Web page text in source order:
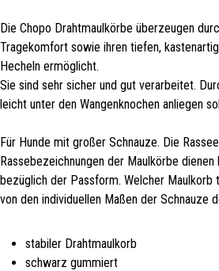
Die Chopo Drahtmaulkörbe überzeugen
Tragekomfort sowie ihren tiefen,
Hecheln ermöglicht.
Sie sind sehr sicher und gut verarbeitet.
leicht unter den Wangenknochen anliegen
Für Hunde mit großer Schnauze. Die
Rassebezeichnungen der Maulkörbe
bezüglich der Passform. Welcher
von den individuellen Maßen der Schnauze
stabiler Drahtmaulkorb
schwarz gummiert